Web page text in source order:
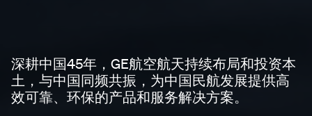
深耕中国45年，GE航空航天持续布局和投资本
土，与中国同频共振，为中国民航发展提供高
效可靠、环保的产品和服务解决方案。